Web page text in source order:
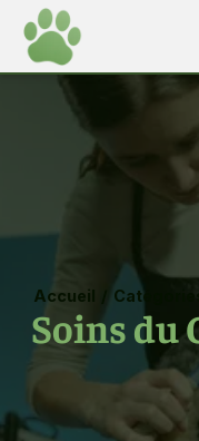
Accueil Catégories
Soins du